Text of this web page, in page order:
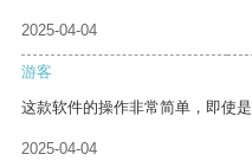
2025-04-04
游客
这款软件的操作非常简单，即使
2025-04-04